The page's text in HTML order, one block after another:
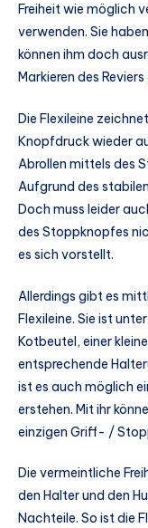
Freiheit wie möglich
verwenden. Sie
können ihm doch
Markieren des
Die Flexileine
Knopfdruck wieder
Abrollen mittels des
Aufgrund des
Doch muss leider
des Stoppknopfes
es sich vorstellt.
Allerdings gibt es
Flexileine. Sie ist
Kotbeutel, einer
entsprechende
ist es auch möglich
erstehen. Mit ihr
einzigen Griff- /
Die vermeintliche
den Halter und den
Nachteile. So ist die